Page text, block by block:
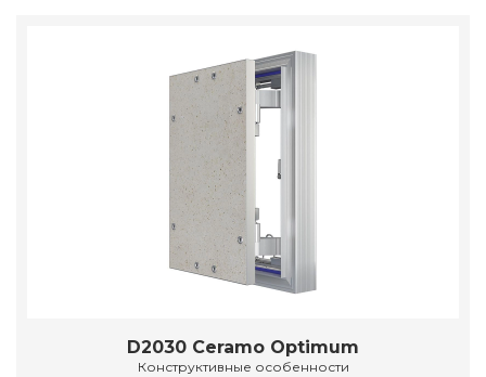
D2030 Ceramo Optimum
Конструктивные особенности